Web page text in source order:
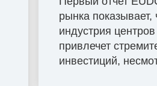
рынка показывает,
индустрия
привлечет
инвестиций,